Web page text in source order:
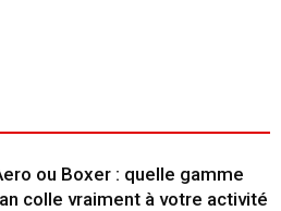
ou Boxer : quelle gamme
colle vraiment à votre activité